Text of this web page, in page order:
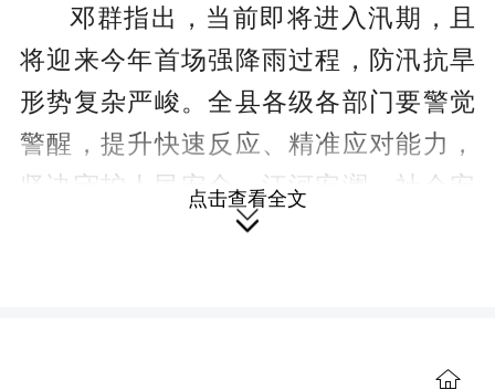
邓群指出，当前即将进入汛期，且
将迎来今年首场强降雨过程，防汛抗旱
形势复杂严峻。全县各级各部门要警觉
警醒，提升快速反应、精准应对能力，
坚决守护人民安全、江河安澜、社会安
宁。预案不能虚空，务必精准精细，结
点击查看全文
